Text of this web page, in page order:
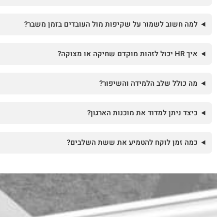
למה חשוב לשמור על שקיפות מול העובדים בזמן משבר?
איך HR יכול לזהות מוקדם שחיקה או מצוקה?
מה כולל שלב הלמידה והשיפור?
כיצד ניתן למדוד את מוכנות הארגון?
כמה זמן לוקח להטמיע את ששת השלבים?